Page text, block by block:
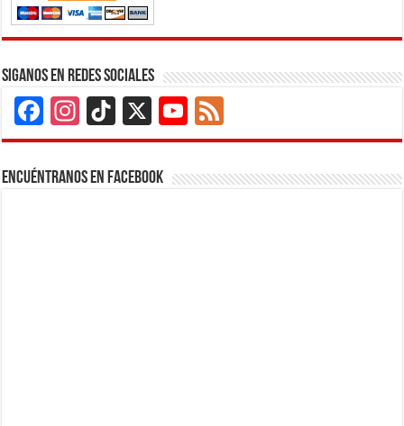
Siganos en Redes Sociales
Facebook
Instagram
TikTok
X
YouTube
Channel
Encuéntranos en Facebook